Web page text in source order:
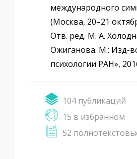
международного
(Москва, 20–21
Отв. ред. М. А.
Ожиганова. М.: Изд-
психологии РАН»,
104 публикаций
15 в избранном
52